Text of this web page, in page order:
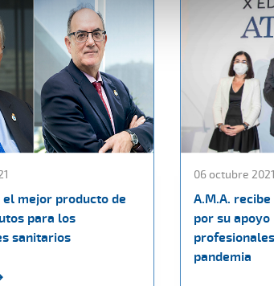
el mejor producto de
para los
sanitarios
06 octubre 2021
A.M.A.
por su
pandemia